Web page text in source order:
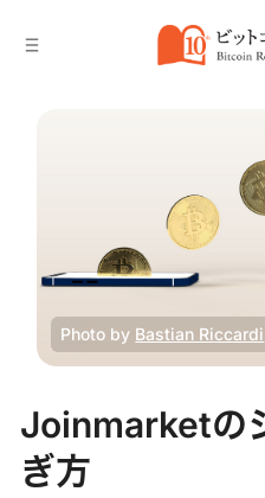
Photo by Bastian Riccardi
Joinmarketの
ぎ方